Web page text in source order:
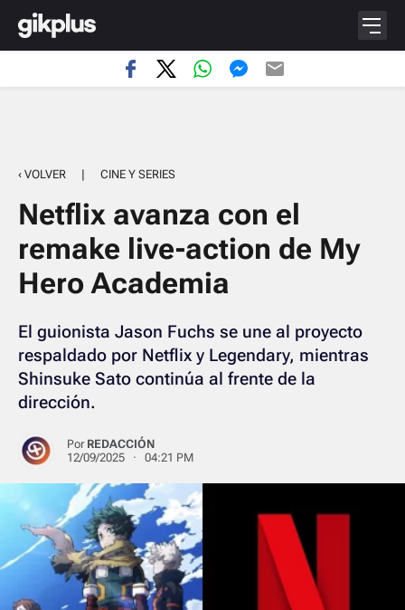
‹ VOLVER | CINE Y SERIES
Netflix avanza con el
remake live-action de My
Hero Academia
El guionista Jason Fuchs se une al proyecto
respaldado por Netflix y Legendary, mientras
Shinsuke Sato continúa al frente de la
dirección.
Por REDACCIÓN
12/09/2025 · 04:21 PM